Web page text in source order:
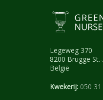
Legeweg 370
8200 Brugge
België
Kwekerij: 050